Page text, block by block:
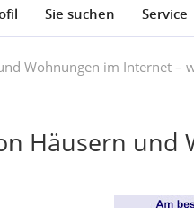
Sie suchen Service
Wohnungen im Internet –
Häusern und